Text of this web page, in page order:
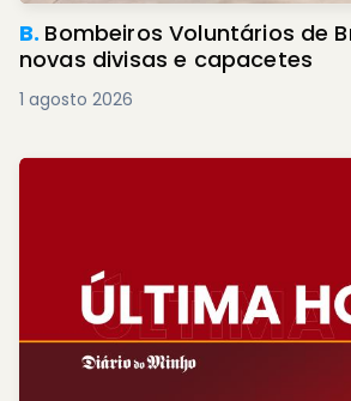
B. Bombeiros Voluntários de
novas divisas e capacetes
1 agosto 2026